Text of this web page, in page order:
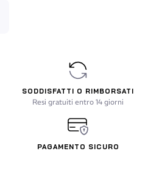
SODDISFATTI O RIMBORSATI
Resi gratuiti entro 14 giorni
PAGAMENTO SICURO